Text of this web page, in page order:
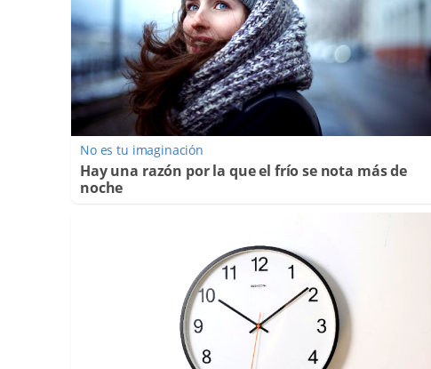
No es tu imaginación
Hay una razón por la que el frío se nota más de
noche